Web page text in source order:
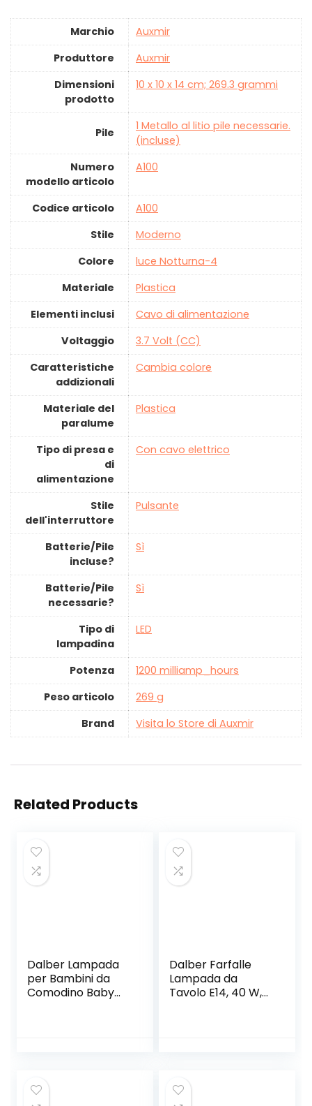
Marchio
‎Auxmir
Produttore
‎Auxmir
Dimensioni
prodotto
‎10 x 10 x 14 cm; 269.3 grammi
Pile
‎1 Metallo al litio pile necessarie.
(incluse)
Numero
modello articolo
‎A100
Codice articolo
‎A100
Stile
‎Moderno
Colore
‎‎luce Notturna-4
Materiale
‎Plastica
Elementi inclusi
‎Cavo di alimentazione
Voltaggio
‎3.7 Volt (CC)
Caratteristiche
addizionali
‎Cambia colore
Materiale del
paralume
‎Plastica
Tipo di presa e
di
alimentazione
‎Con cavo elettrico
Stile
dell'interruttore
‎Pulsante
Batterie/Pile
incluse?
‎Sì
Batterie/Pile
necessarie?
‎Sì
Tipo di
lampadina
‎LED
Potenza
‎1200 milliamp_hours
Peso articolo
‎269 g
Brand
Visita lo Store di Auxmir
Related Products
Dalber Lampada
per Bambini da
Comodino Baby
Dalber Farfalle
Lampada da
Tavolo E14, 40 W,